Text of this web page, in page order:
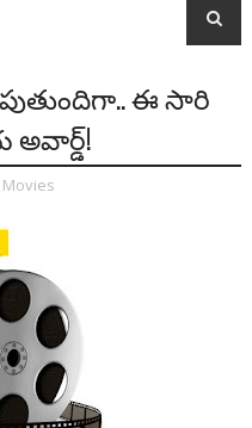
ఈ సారి
అవార్డ్!